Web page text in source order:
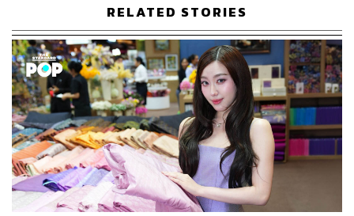
RELATED STORIES